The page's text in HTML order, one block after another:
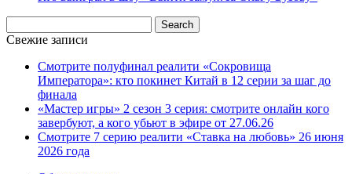
Свежие записи
Смотрите полуфинал реалити «Сокровища
Императора»: кто покинет Китай в 12 серии за шаг до
финала
«Мастер игры» 2 сезон 3 серия: смотрите онлайн кого
завербуют, а кого убьют в эфире от 27.06.26
Смотрите 7 серию реалити «Ставка на любовь» 26 июня
2026 года